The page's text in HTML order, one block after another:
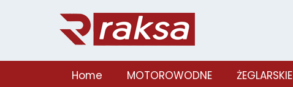
Home MOTOROWODNE ŻEGLARSKIE